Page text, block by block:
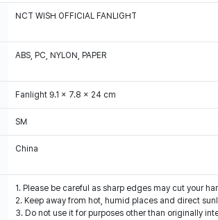
NCT WISH OFFICIAL FANLIGHT
ABS, PC, NYLON, PAPER
SM
China
1. Please be careful as sharp edges may cut your
2. Keep away from hot, humid places and direct
3. Do not use it for purposes other than originally